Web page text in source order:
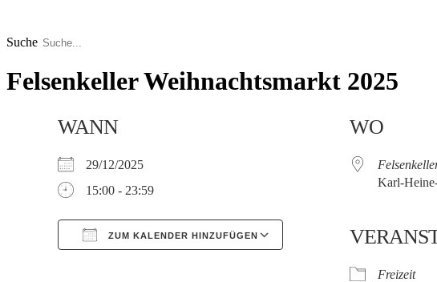
springen
Suche
Felsenkeller Weihnachtsmarkt 2025
WANN
29/12/2025
15:00 - 23:59
ZUM KALENDER HINZUFÜGEN
WO
Karl-
Freizeit